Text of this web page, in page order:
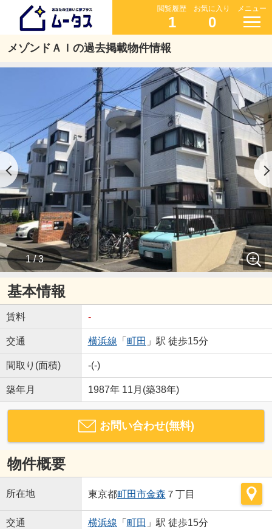
閲覧履歴
1
お気に入り
0
メニュー
メゾンドＡＩの過去掲載物件情報
1 / 3
基本情報
賃料 -
交通 横浜線 「 町田 」駅 徒歩15分
間取り(面積) -(-)
築年月 1987年 11月(築38年)
お問い合わせ(無料)
物件概要
所在地 東京都町田市金森 ７丁目
交通 横浜線 「 町田 」駅 徒歩15分